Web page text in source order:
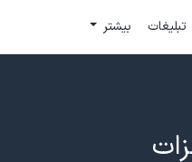
تبلیغات بیشتر